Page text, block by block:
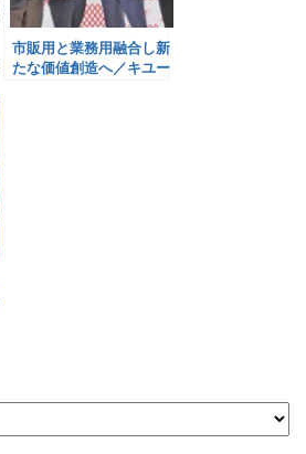
市販用と業務用融合し新
たな価値創造へ／キユー